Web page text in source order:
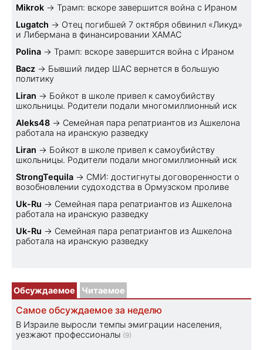
Mikrok → Трамп: вскоре завершится война с Ираном
Lugatch → Отец погибшей 7 октября обвинил «Ликуд»
и Либермана в финансировании ХАМАС
Polina → Трамп: вскоре завершится война с Ираном
Bacz → Бывший лидер ШАС вернется в большую
политику
Liran → Бойкот в школе привел к самоубийству
школьницы. Родители подали многомиллионный иск
Aleks48 → Семейная пара репатриантов из Ашкелона
работала на иранскую разведку
Liran → Бойкот в школе привел к самоубийству
школьницы. Родители подали многомиллионный иск
StrongTequila → СМИ: достигнуты договоренности о
возобновлении судоходства в Ормузском проливе
Uk-Ru → Семейная пара репатриантов из Ашкелона
работала на иранскую разведку
Uk-Ru → Семейная пара репатриантов из Ашкелона
работала на иранскую разведку
Обсуждаемое Читаемое
Самое обсуждаемое за неделю
В Израиле выросли темпы эмиграции населения,
уезжают профессионалы (9)